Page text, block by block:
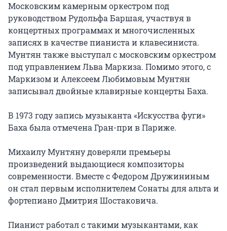
Московским камерным оркестром под
руководством Рудольфа Баршая, участвуя в
концертных программах и многочисленных
записях в качестве пианиста и клавесиниста.
Мунтян также выступал с московским оркестром
под управлением Льва Маркиза. Помимо этого, с
Маркизом и Алексеем Любимовым Мунтян
записывал двойные клавирные концерты Баха.
В 1973 году запись музыканта «Искусства фуги»
Баха была отмечена Гран-при в Париже.
Михаилу Мунтяну доверяли премьеры
произведений выдающиеся композиторы
современности. Вместе с Федором Дружининым
он стал первым исполнителем Сонаты для альта и
фортепиано Дмитрия Шостаковича.
Пианист работал с такими музыкантами, как